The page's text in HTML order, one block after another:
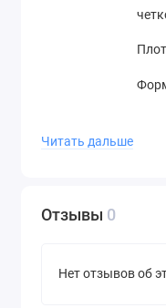
Читать дальше
Отзывы 0
Нет отзывов об